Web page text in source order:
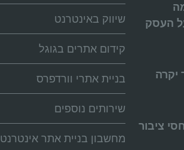
העסק
יקרה
ציבור
שיווק באינטרנט
קידום אתרים בגוגל
בניית אתרי וורדפרס
שירותים נוספים
מחשבון בניית אתר אינטרנט